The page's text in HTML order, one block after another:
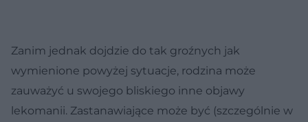
Zanim jednak dojdzie do tak groźnych jak
wymienione powyżej sytuacje, rodzina może
zauważyć u swojego bliskiego inne objawy
lekomanii. Zastanawiające może być (szczególnie w